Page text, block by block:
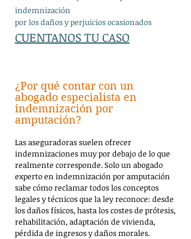
indemnización
por los daños y perjuicios ocasionados
CUENTANOS TU CASO
¿Por qué contar con un
abogado especialista en
indemnización por
amputación?
Las aseguradoras suelen ofrecer
indemnizaciones muy por debajo de lo que
realmente corresponde. Solo un abogado
experto en indemnización por amputación
sabe cómo reclamar todos los conceptos
legales y técnicos que la ley reconoce: desde
los daños físicos, hasta los costes de prótesis,
rehabilitación, adaptación de vivienda,
pérdida de ingresos y daños morales.